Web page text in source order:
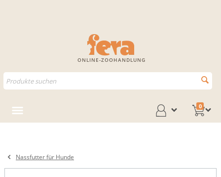
ONLINE-ZOOHANDLUNG
0
Nassfutter für Hunde